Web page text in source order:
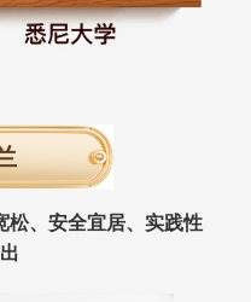
松、安全宜居、实践性